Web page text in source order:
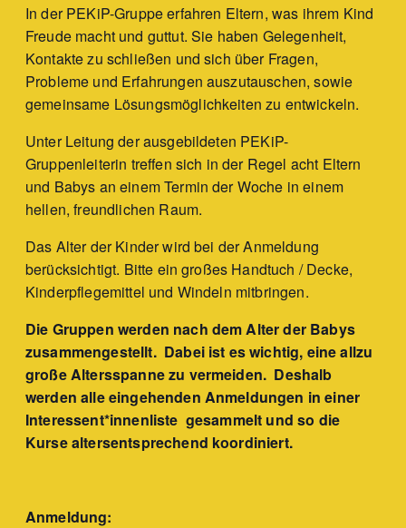
In der PEKiP-Gruppe erfahren Eltern, was ihrem Kind
Freude macht und guttut. Sie haben Gelegenheit,
Kontakte zu schließen und sich über Fragen,
Probleme und Erfahrungen auszutauschen, sowie
gemeinsame Lösungsmöglichkeiten zu entwickeln.
Unter Leitung der ausgebildeten PEKiP-
Gruppenleiterin treffen sich in der Regel acht Eltern
und Babys an einem Termin der Woche in einem
hellen, freundlichen Raum.
Das Alter der Kinder wird bei der Anmeldung
berücksichtigt. Bitte ein großes Handtuch / Decke,
Kinderpflegemittel und Windeln mitbringen.
Die Gruppen werden nach dem Alter der Babys
zusammengestellt. Dabei ist es wichtig, eine allzu
große Altersspanne zu vermeiden. Deshalb
werden alle eingehenden Anmeldungen in einer
Interessent*innenliste gesammelt und so die
Kurse altersentsprechend koordiniert.
Anmeldung: